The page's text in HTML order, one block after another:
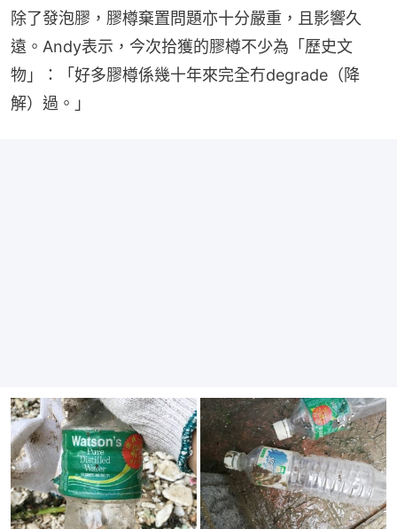
除了發泡膠，膠樽棄置問題亦十分嚴重，且影響久
遠。Andy表示，今次拾獲的膠樽不少為「歷史文
物」：「好多膠樽係幾十年來完全冇degrade（降
解）過。」